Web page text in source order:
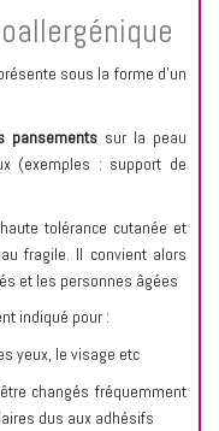
sous la forme d’un
pansementssur la peau
(exemples : support de
tolérance cutanée et
fragile. Il convient alors
et les personnes âgées
indiqué pour :
yeux, le visage etc
changés fréquemment
dus aux adhésifs